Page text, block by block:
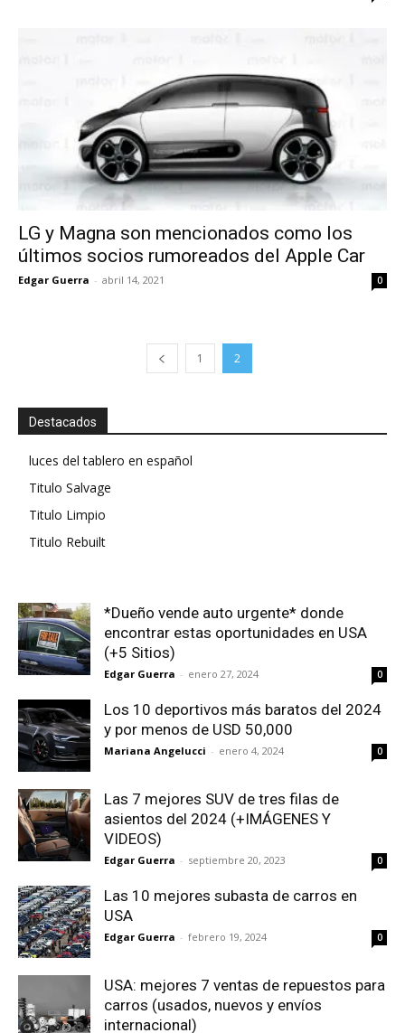
LG y Magna son mencionados como los
últimos socios rumoreados del Apple Car
Edgar Guerra - abril 14, 2021 0
1 2
Destacados
luces del tablero en español
Titulo Salvage
Titulo Limpio
Titulo Rebuilt
*Dueño vende auto urgente* donde
encontrar estas oportunidades en USA
(+5 Sitios)
Edgar Guerra - enero 27, 2024 0
Los 10 deportivos más baratos del 2024
y por menos de USD 50,000
Mariana Angelucci - enero 4, 2024 0
Las 7 mejores SUV de tres filas de
asientos del 2024 (+IMÁGENES Y
VIDEOS)
Edgar Guerra - septiembre 20, 2023 0
Las 10 mejores subasta de carros en
USA
Edgar Guerra - febrero 19, 2024 0
USA: mejores 7 ventas de repuestos para
carros (usados, nuevos y envíos
internacional)